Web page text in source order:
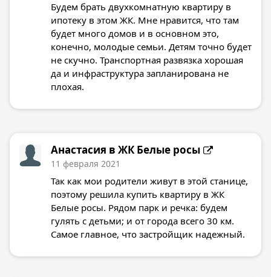
Будем брать двухкомнатную квартиру в
ипотеку в этом ЖК. Мне нравится, что там
будет много домов и в основном это,
конечно, молодые семьи. Детям точно будет
не скучно. Транспортная развязка хорошая
да и инфраструктура запланирована не
плохая.
Анастасия в ЖК Белые росы
11 февраля 2021
Так как мои родители живут в этой станице,
поэтому решила купить квартиру в ЖК
Белые росы. Рядом парк и речка: будем
гулять с детьми; и от города всего 30 км.
Самое главное, что застройщик надежный.